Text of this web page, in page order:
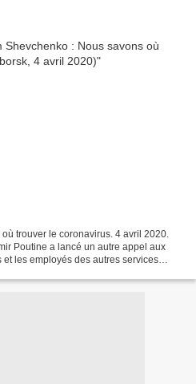
trouver le coronavirus. 4 avril 2020.
Poutine a lancé un autre appel aux
les employés des autres services